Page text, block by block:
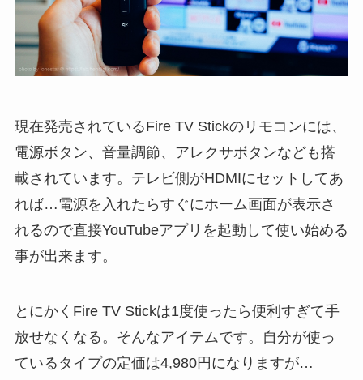
現在発売されているFire TV Stickのリモコンには、
電源ボタン、音量調節、アレクサボタンなども搭
載されています。テレビ側がHDMIにセットしてあ
れば…電源を入れたらすぐにホーム画面が表示さ
れるので直接YouTubeアプリを起動して使い始める
事が出来ます。
とにかくFire TV Stickは1度使ったら便利すぎて手
放せなくなる。そんなアイテムです。自分が使っ
ているタイプの定価は4,980円になりますが…